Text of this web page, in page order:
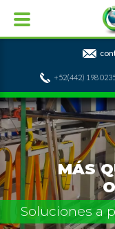
+52(442) 198
MÁS
Soluciones a